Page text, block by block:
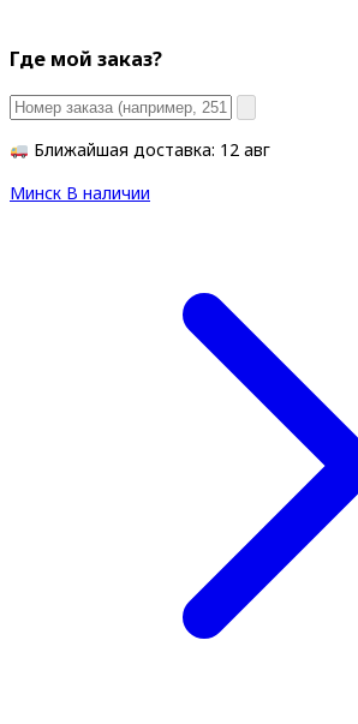
Где мой заказ?
Ближайшая доставка: 12 авг
Минск В наличии